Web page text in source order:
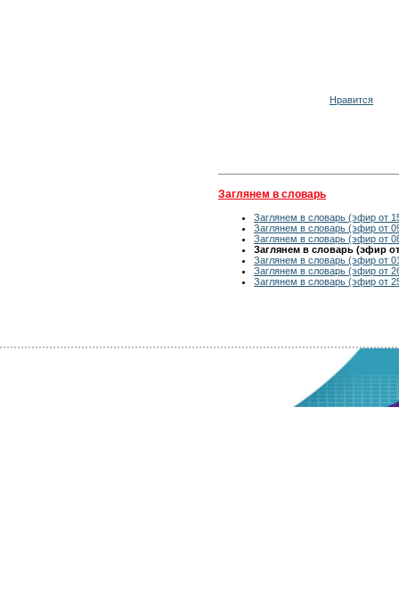
Нравится
Заглянем в словарь
Заглянем в словарь (эфир от
Заглянем в словарь (эфир от
Заглянем в словарь (эфир от
Заглянем в словарь (эфир от
Заглянем в словарь (эфир от
Заглянем в словарь (эфир от
Заглянем в словарь (эфир от